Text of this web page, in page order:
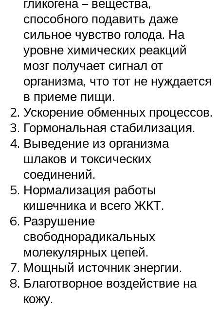
способного подавить даже
сильное чувство голода. На
уровне химических реакций
мозг получает сигнал от
организма, что тот не нуждается
в приеме пищи.
Ускорение обменных процессов.
Гормональная стабилизация.
Выведение из организма
шлаков и токсических
соединений.
Нормализация работы
кишечника и всего ЖКТ.
Разрушение
свободнорадикальных
молекулярных цепей.
Мощный источник энергии.
Благотворное воздействие на
кожу.